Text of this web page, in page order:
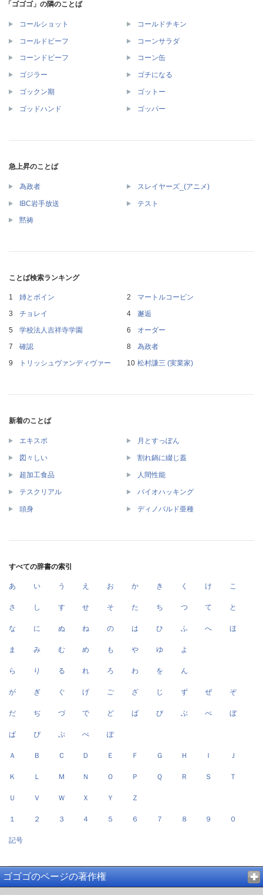
「ゴゴゴ」の隣のことば
コールショット コールドチキン
コールドビーフ コーンサラダ
コーンドビーフ コーン缶
ゴジラー ゴチになる
ゴックン期 ゴットー
ゴッドハンド ゴッパー
急上昇のことば
為政者 スレイヤーズ_(アニメ)
IBC岩手放送 テスト
黙祷
ことば検索ランキング
姉とボイン
マートルコービン
チョレイ
邂逅
学校法人吉祥寺学園
オーダー
確認
為政者
トリッシュヴァンディヴァー
松村謙三 (実業家)
新着のことば
エキスポ 月とすっぽん
図々しい 割れ鍋に綴じ蓋
超加工食品 人間性能
テスクリアル バイオハッキング
頭身 ディノバルド亜種
すべての辞書の索引
あ い う え お か き く け こ
さ し す せ そ た ち つ て と
な に ぬ ね の は ひ ふ へ ほ
ま み む め も や ゆ よ
ら り る れ ろ わ を ん
が ぎ ぐ げ ご ざ じ ず ぜ ぞ
だ ぢ づ で ど ば び ぶ べ ぼ
ぱ ぴ ぷ ぺ ぽ
Ａ Ｂ Ｃ Ｄ Ｅ Ｆ Ｇ Ｈ Ｉ Ｊ
Ｋ Ｌ Ｍ Ｎ Ｏ Ｐ Ｑ Ｒ Ｓ Ｔ
Ｕ Ｖ Ｗ Ｘ Ｙ Ｚ
１ ２ ３ ４ ５ ６ ７ ８ ９ ０
記号
ゴゴゴのページの著作権